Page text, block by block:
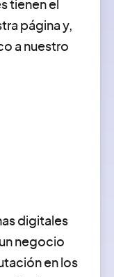
tienen el
página y,
a nuestro
digitales
negocio
en los